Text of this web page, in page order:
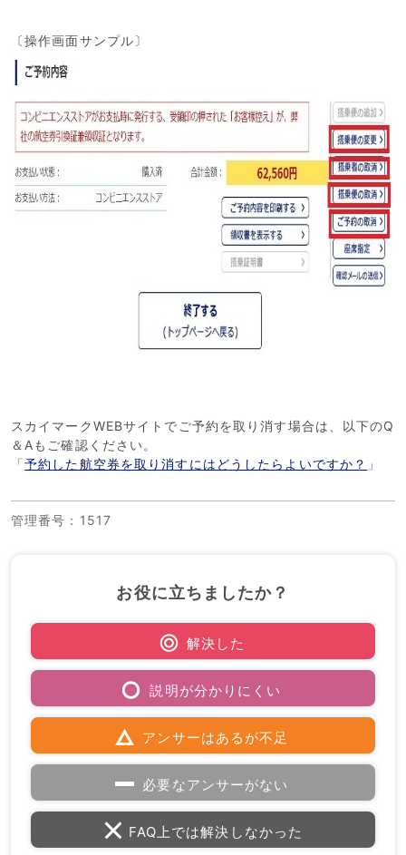
〔操作画面サンプル〕
スカイマークWEBサイトでご予約を取り消す場合は、以下のQ
＆Aもご確認ください。
「予約した航空券を取り消すにはどうしたらよいですか？ 」
管理番号 ：1517
お役に立ちましたか？
解決した
説明が分かりにくい
アンサーはあるが不足
必要なアンサーがない
FAQ上では解決しなかった